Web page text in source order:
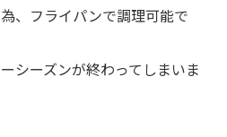
、フライパンで調理可能で
シーズンが終わってしまいま